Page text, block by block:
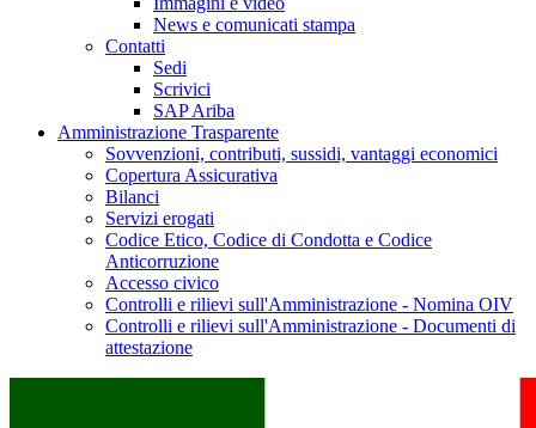
News e comunicati stampa
Contatti
Sedi
Scrivici
SAP Ariba
Amministrazione Trasparente
Sovvenzioni, contributi, sussidi, vantaggi economici
Copertura Assicurativa
Bilanci
Servizi erogati
Codice Etico, Codice di Condotta e Codice
Anticorruzione
Accesso civico
Controlli e rilievi sull'Amministrazione - Nomina OIV
Controlli e rilievi sull'Amministrazione - Documenti di
attestazione